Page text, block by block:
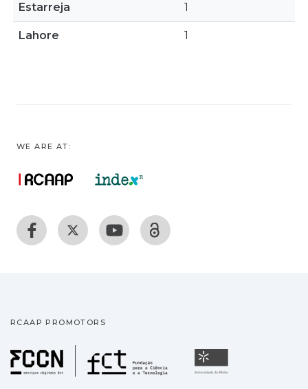
Estarreja 1
Lahore 1
WE ARE AT:
RCAAP PROMOTORS
Fundação para a